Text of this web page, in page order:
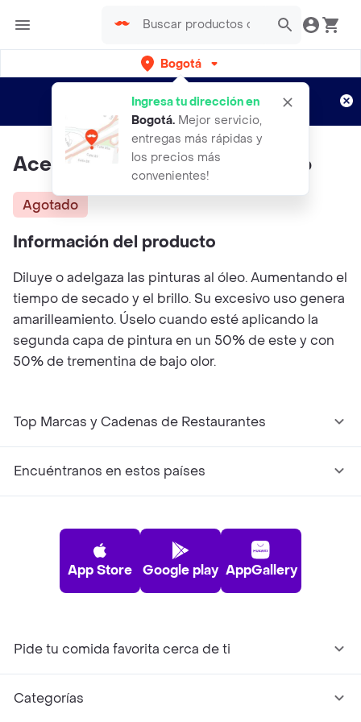
Bogotá
Ingresa tu dirección en
Bogotá. Mejor servicio,
entregas más rápidas y
los precios más
convenientes!
envíos gratis por semanas
Aplican TyC
Aceite De Linaza 120 Ml Franco
Agotado
Información del producto
Diluye o adelgaza las pinturas al óleo. Aumentando el
tiempo de secado y el brillo. Su excesivo uso genera
amarilleamiento. Úselo cuando esté aplicando la
segunda capa de pintura en un 50% de este y con
50% de trementina de bajo olor.
Top Marcas y Cadenas de Restaurantes
Encuéntranos en estos países
App Store Google play AppGallery
Pide tu comida favorita cerca de ti
Categorías